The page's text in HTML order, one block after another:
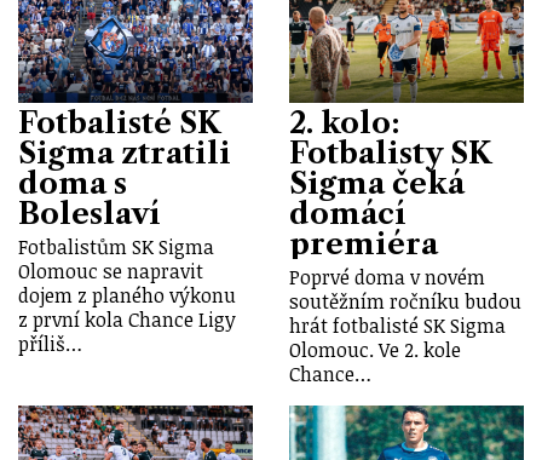
Fotbalisté SK
Sigma ztratili
doma s
Boleslaví
Fotbalistům SK Sigma
Olomouc se napravit
dojem z planého výkonu
z první kola Chance Ligy
příliš…
2. kolo:
Fotbalisty SK
Sigma čeká
domácí
premiéra
Poprvé doma v novém
soutěžním ročníku budou
hrát fotbalisté SK Sigma
Olomouc. Ve 2. kole
Chance…